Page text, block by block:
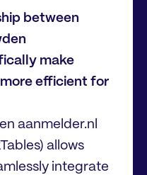
between
make
efficient for
aanmelder.nl
allows
integrate